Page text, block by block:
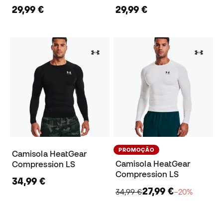
29,99 € 29,99 €
Camisola HeatGear
Compression LS
34,99 €
PROMOÇÃO
Camisola HeatGear
Compression LS
34,99 €27,99 €−20%